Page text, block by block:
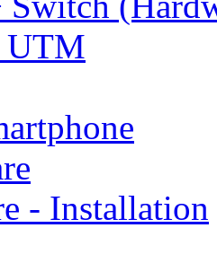
UTM
- Installation